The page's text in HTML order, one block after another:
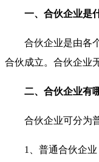
一、合伙企业是
合伙企业是由各
合伙成立。合伙企业
二、合伙企业有
合伙企业可分为
1、普通合伙企业